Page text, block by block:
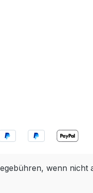
wenn nicht